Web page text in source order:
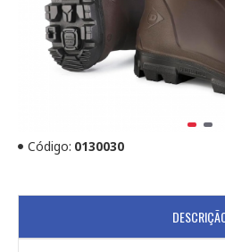
Código: 0130030